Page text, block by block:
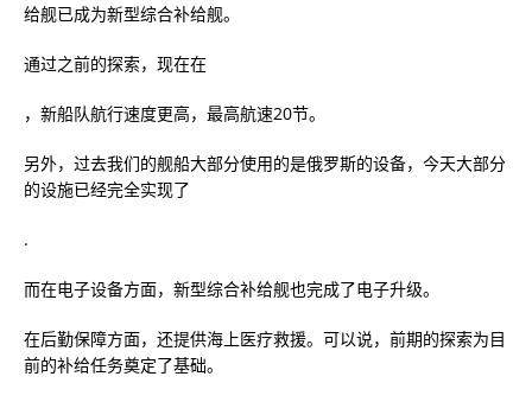
给舰已成为新型综合补给舰。
通过之前的探索，现在在
，新船队航行速度更高，最高航速20节。
另外，过去我们的舰船大部分使用的是俄罗斯的设备，今天大部分
的设施已经完全实现了
.
而在电子设备方面，新型综合补给舰也完成了电子升级。
在后勤保障方面，还提供海上医疗救援。可以说，前期的探索为目
前的补给任务奠定了基础。